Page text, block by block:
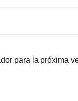
para la próxima